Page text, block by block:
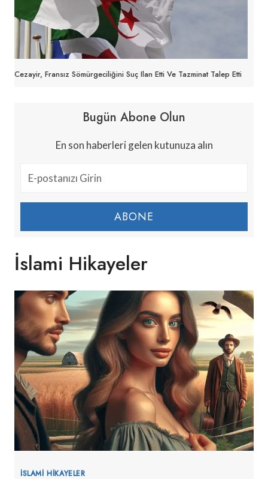
Cezayir, Fransız Sömürgeciliğini Suç Ilan Etti Ve Tazminat Talep Etti
Bugün Abone Olun
En son haberleri gelen kutunuza alın
ABONE
İslami Hikayeler
İSLAMI HIKAYELER